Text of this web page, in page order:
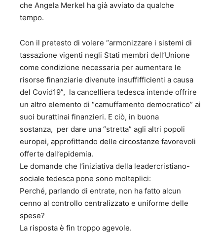
Cesare Pavese - Avagliano Editore - 2006; 27. “Il Chiodo
nella sabbia” - Romanzo – Menzione speciale al Premio
psicologia Salvatore Valitutti di Salerno - Avagliano
Editore - 2009; 29. “La verità dietro l’angolo – Romanzo –
Premio speciale Capri 2011 - Avagliano Editore - 2011 30.
“I pazzi e le smorfie” – Versi e Aforismi – 3 Edizione -
Genesi Editrice 2011 31. “La Grimpeuse – Confessioni di
una rampante” – Genesi editrice - 2013 32. “Grigio senza
sfumature” – Romanzo – Avagliano Editore 2014 33. “ In
fuga dall’intimità” – Romanzo – Avagliano Editore 2015. 34.
“Canzoniere satirico” – Versi e Aforismi – Genesi Editrice
2015. 35. “Vissi d’arte” – Romanzo – Avagliano Editore
2018 36. “Fake-off” – Romanzo – Avagliano Editore 2919
37. “Tutti promossi a fine-anno” 38. “L’albero
dell’ignoranza” Romanzo (in prep.)
che Angela Merkel ha già avviato da qualche
tempo.
Con il pretesto di volere “armonizzare i sistemi di
tassazione vigenti negli Stati membri dell’Unione
come condizione necessaria per aumentare le
risorse finanziarie divenute insuffifficienti a causa
del Covid19”, la cancelliera tedesca intende offrire
un altro elemento di “camuffamento democratico” ai
suoi burattinai finanzieri. E ciò, in buona
sostanza, per dare una “stretta” agli altri popoli
europei, approfittando delle circostanze favorevoli
offerte dall’epidemia.
Le domande che l’iniziativa della leadercristiano-
sociale tedesca pone sono molteplici:
Perché, parlando di entrate, non ha fatto alcun
cenno al controllo centralizzato e uniforme delle
spese?
La risposta è fin troppo agevole.